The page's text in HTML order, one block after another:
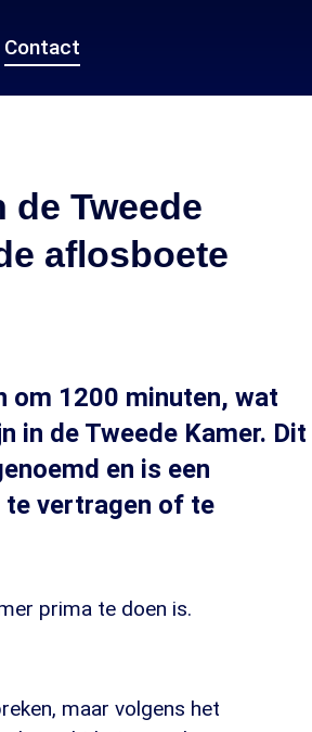
Contact
Tweede
aflosboete
om 1200 minuten, wat
in de Tweede Kamer. Dit
en is een
te vertragen of te
prima te doen is.
maar volgens het